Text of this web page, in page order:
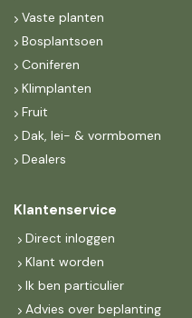
Vaste planten
Bosplantsoen
Coniferen
Klimplanten
Fruit
Dak, lei- & vormbomen
Dealers
Klantenservice
Direct inloggen
Klant worden
Ik ben particulier
Advies over beplanting